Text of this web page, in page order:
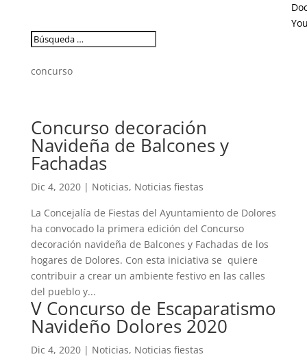
concurso
Concurso decoración
Navideña de Balcones y
Fachadas
Dic 4, 2020| Noticias, Noticias fiestas
La Concejalía de Fiestas del Ayuntamiento de Dolores
ha convocado la primera edición del Concurso
decoración navideña de Balcones y Fachadas de los
hogares de Dolores. Con esta iniciativa se quiere
contribuir a crear un ambiente festivo en las calles
del pueblo y...
V Concurso de Escaparatismo
Navideño Dolores 2020
Dic 4, 2020| Noticias, Noticias fiestas